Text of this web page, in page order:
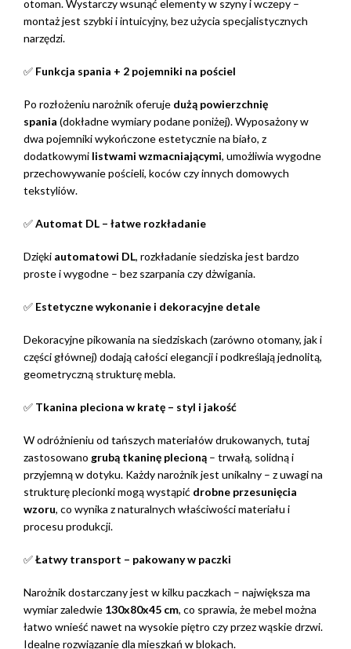
otoman. Wystarczy wsunąć elementy w szyny i wczepy –
montaż jest szybki i intuicyjny, bez użycia specjalistycznych
narzędzi.
✅ Funkcja spania + 2 pojemniki na pościel
Po rozłożeniu narożnik oferuje dużą powierzchnię
spania (dokładne wymiary podane poniżej). Wyposażony w
dwa pojemniki wykończone estetycznie na biało, z
dodatkowymi listwami wzmacniającymi, umożliwia wygodne
przechowywanie pościeli, koców czy innych domowych
tekstyliów.
✅Automat DL – łatwe rozkładanie
Dzięki automatowi DL, rozkładanie siedziska jest bardzo
proste i wygodne – bez szarpania czy dżwigania.
✅ Estetyczne wykonanie i dekoracyjne detale
Dekoracyjne pikowania na siedziskach (zarówno otomany, jak i
części głównej) dodają całości elegancji i podkreślają jednolitą,
geometryczną strukturę mebla.
✅ Tkanina pleciona w kratę – styl i jakość
W odróżnieniu od tańszych materiałów drukowanych, tutaj
zastosowano grubą tkaninę plecioną – trwałą, solidną i
przyjemną w dotyku. Każdy narożnik jest unikalny – z uwagi na
strukturę plecionki mogą wystąpić drobne przesunięcia
wzoru, co wynika z naturalnych właściwości materiału i
procesu produkcji.
✅Łatwy transport – pakowany w paczki
Narożnik dostarczany jest w kilku paczkach – największa ma
wymiar zaledwie 130x80x45 cm, co sprawia, że mebel można
łatwo wnieść nawet na wysokie piętro czy przez wąskie drzwi.
Idealne rozwiązanie dla mieszkań w blokach.